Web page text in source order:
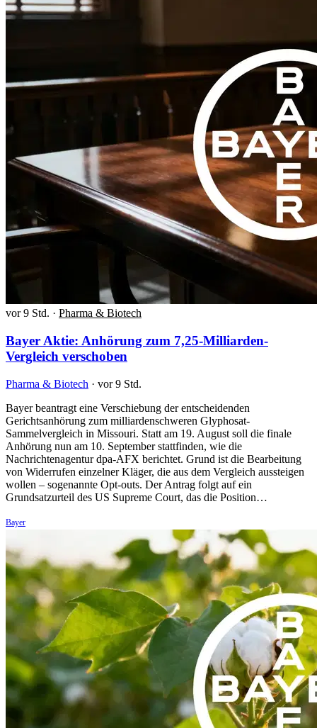
vor 9 Std. · Pharma & Biotech
Bayer Aktie: Anhörung zum 7,25-Milliarden-
Vergleich verschoben
Pharma & Biotech · vor 9 Std.
Bayer beantragt eine Verschiebung der entscheidenden
Gerichtsanhörung zum milliardenschweren Glyphosat-
Sammelvergleich in Missouri. Statt am 19. August soll die finale
Anhörung nun am 10. September stattfinden, wie die
Nachrichtenagentur dpa-AFX berichtet. Grund ist die Bearbeitung
von Widerrufen einzelner Kläger, die aus dem Vergleich aussteigen
wollen – sogenannte Opt-outs. Der Antrag folgt auf ein
Grundsatzurteil des US Supreme Court, das die Position…
Bayer